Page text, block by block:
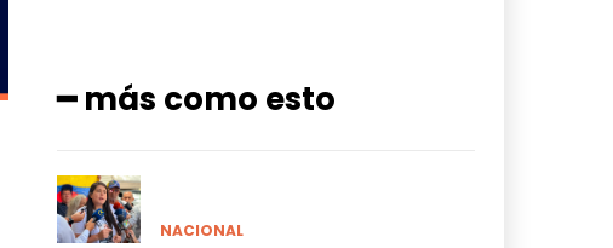
━ más como esto
NACIONAL